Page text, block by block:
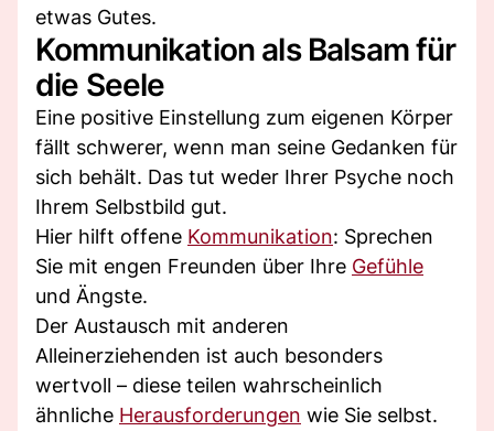
etwas Gutes.
Kommunikation als Balsam für
die Seele
Eine positive Einstellung zum eigenen Körper
fällt schwerer, wenn man seine Gedanken für
sich behält. Das tut weder Ihrer Psyche noch
Ihrem Selbstbild gut.
Hier hilft offene Kommunikation: Sprechen
Sie mit engen Freunden über Ihre Gefühle
und Ängste.
Der Austausch mit anderen
Alleinerziehenden ist auch besonders
wertvoll – diese teilen wahrscheinlich
ähnliche Herausforderungen wie Sie selbst.